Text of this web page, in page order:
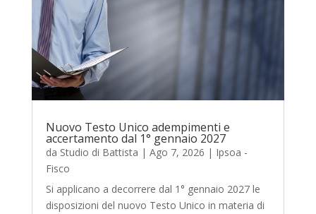
Nuovo Testo Unico adempimenti e
accertamento dal 1° gennaio 2027
da Studio di Battista | Ago 7, 2026 | Ipsoa -
Fisco
Si applicano a decorrere dal 1° gennaio 2027 le
disposizioni del nuovo Testo Unico in materia di